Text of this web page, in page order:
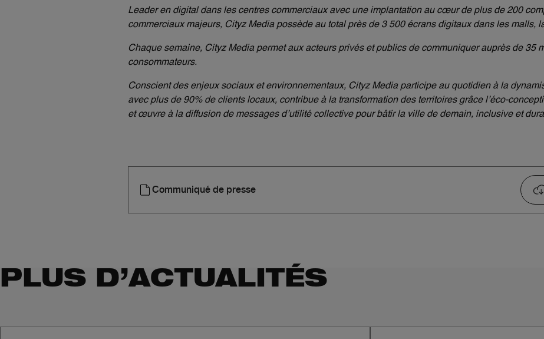
Leader en digital dans les centres commerciaux avec une implantation au cœur de plus de 200
commerciaux majeurs, Cityz Media possède au total près de 3 500 écrans digitaux dans les malls,
Chaque semaine, Cityz Media permet aux acteurs privés et publics de communiquer auprès de 35
consommateurs.
Conscient des enjeux sociaux et environnementaux, Cityz Media participe au quotidien à la
avec plus de 90% de clients locaux, contribue à la transformation des territoires grâce l’éco-
et œuvre à la diffusion de messages d’utilité collective pour bâtir la ville de demain, inclusive et
Communiqué de presse
PLUS D’ACTUALITÉS